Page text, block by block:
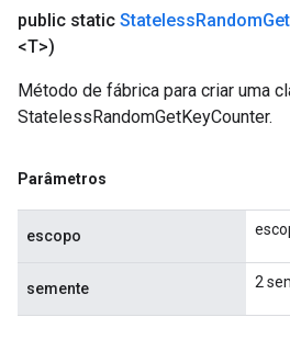
public static StatelessRandomGet
<T>)
Método de fábrica para criar uma
StatelessRandomGetKeyCounter.
Parâmetros
escopo
semente 2